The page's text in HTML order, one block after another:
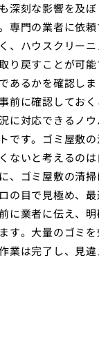
刻な影響を及ぼ
専門の業者に依頼
、ハウスクリーニ
り戻すことが可能
るかを確認しま
前に確認してお
に対応できるノ
す。ゴミ屋敷の
ないと考えるのは
、ゴミ屋敷の清
の目で見極め、
に業者に伝え、
す。大量のゴミ
業は完了し、見